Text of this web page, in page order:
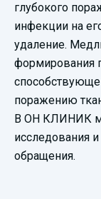
глубокого
инфекции на
удаление.
формирования
поражению
В ОН КЛИНИК
исследования
обращения.